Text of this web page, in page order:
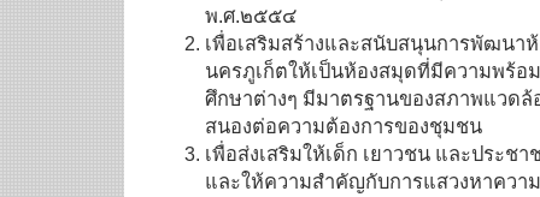
พ.ศ.๒๕๕๔
เพื่อเสริมสร้างและสนับสนุนการพัฒนา
นครภูเก็ตให้เป็นห้องสมุดที่มีความพร้อ
ศึกษาต่างๆ มีมาตรฐานของสภาพแวด
สนองต่อความต้องการของชุมชน
เพื่อส่งเสริมให้เด็ก เยาวชน และประช
และให้ความสำคัญกับการแสวงหาควา